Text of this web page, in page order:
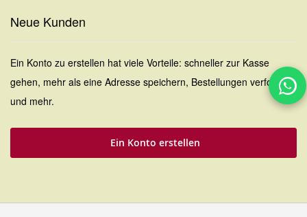
Neue Kunden
Ein Konto zu erstellen hat viele Vorteile: schneller zur Kasse
gehen, mehr als eine Adresse speichern, Bestellungen verfolgen
und mehr.
Ein Konto erstellen